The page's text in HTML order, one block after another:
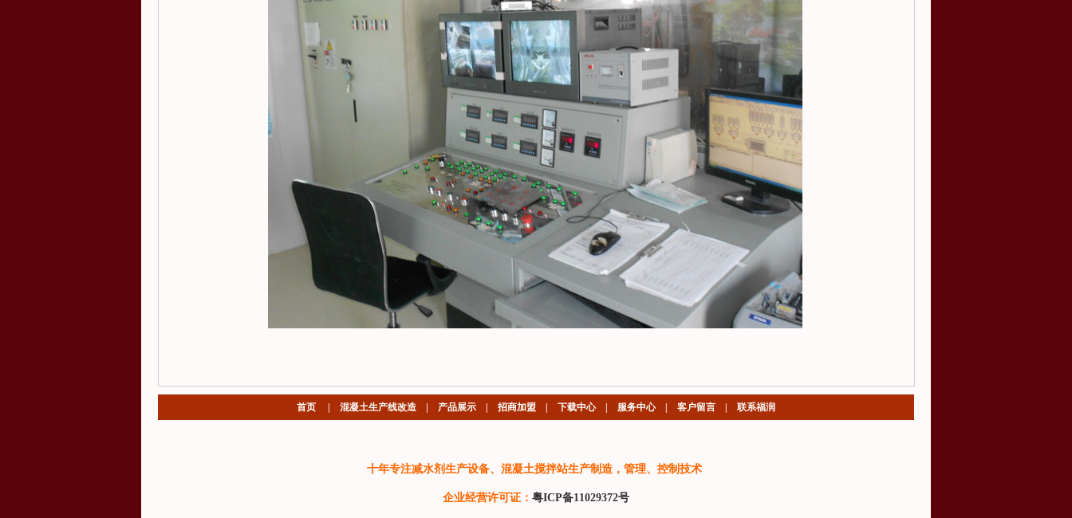
首页 混凝土生产线改造 产品展示 招商加盟 下载中心 服务中心| 客户留言 联系福润
十年专注减水剂生产设备、混凝土搅拌站生产制造，管理、控制技术
企业经营许可证： 粤ICP备11029372号